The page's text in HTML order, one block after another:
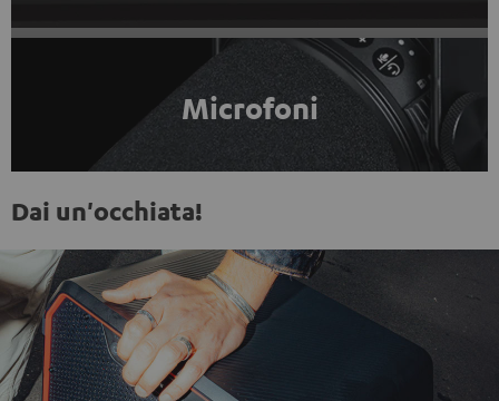
Microfoni
Dai un'occhiata!